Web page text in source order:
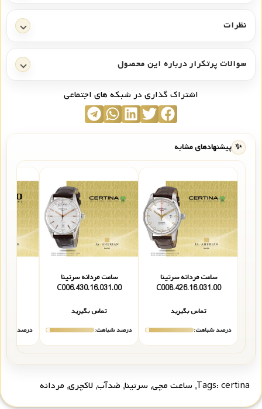
نظرات
سوالات پرتکرار درباره این محصول
اشتراک گذاری در شبکه های اجتماعی
✨ پیشنهادهای مشابه
ساعت مردانه سرتینا
C008.426.16.031.00
تماس بگیرید
درصد شباهت:
ساعت مردانه سرتینا
C006.430.16.031.00
تماس بگیرید
درصد شباهت:
درصد
Tags: certina
, ساعت مچی, سرتینا, ضدآب, لاکچری, مردانه